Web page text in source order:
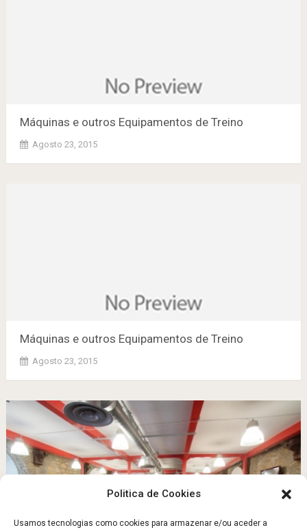
Politica de Cookies
Usamos tecnologias como cookies para armazenar e/ou aceder a
Máquinas e outros Equipamentos de Treino
Agosto 23, 2015
Máquinas e outros Equipamentos de Treino
Agosto 23, 2015